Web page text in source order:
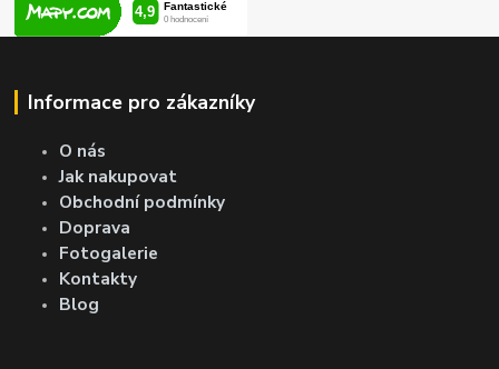
Informace pro zákazníky
O nás
Jak nakupovat
Obchodní podmínky
Doprava
Fotogalerie
Kontakty
Blog